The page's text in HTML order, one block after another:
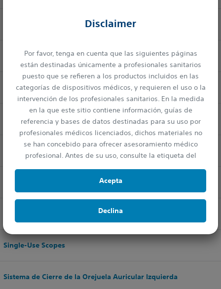
Disclaimer
Por favor, tenga en cuenta que las siguientes páginas
están destinadas únicamente a profesionales sanitarios
puesto que se refieren a los productos incluidos en las
categorías de dispositivos médicos, y requieren el uso o la
intervención de los profesionales sanitarios. En la medida
en la que este sitio contiene información, guías de
referencia y bases de datos destinadas para su uso por
profesionales médicos licenciados, dichos materiales no
se han concebido para ofrecer asesoramiento médico
profesional. Antes de su uso, consulte la etiqueta del
instrucciones de operativas.
Acepta
Declina
Láseres de CO₂
Marcapasos
Monitorización remota de pacientes
Single-Use Scopes
Sistema de Cierre de la Orejuela Auricular Izquierda